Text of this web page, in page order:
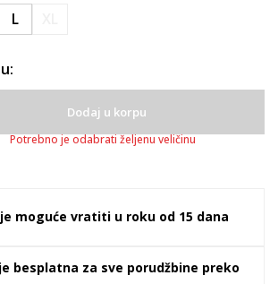
L
Dodaj u korpu
Potrebno je odabrati željenu veličinu
moguće vratiti u roku od 15 dana
besplatna za sve porudžbine preko